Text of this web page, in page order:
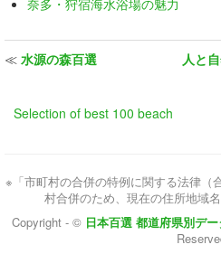
奈多・狩宿海水浴場の魅力
≪ 水源の森百選 人と
Selection of best 100 beach
※「市町村の合併の特例に関する法律（
村合併のため、現在の住所地域
Copyright - © 日本百選 都道府県別デ